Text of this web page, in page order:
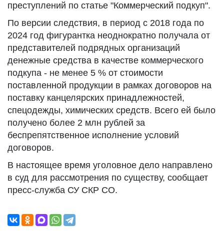
преступлений по статье "Коммерческий подкуп".
По версии следствия, в период с 2018 года по
2024 год фигурантка неоднократно получала от
представителей подрядных организаций
денежные средства в качестве коммерческого
подкупа - не менее 5 % от стоимости
поставленной продукции в рамках договоров на
поставку канцелярских принадлежностей,
спецодежды, химических средств. Всего ей было
получено более 2 млн рублей за
беспрепятственное исполнение условий
договоров.
В настоящее время уголовное дело направлено
в суд для рассмотрения по существу, сообщает
пресс-служба СУ СКР СО.